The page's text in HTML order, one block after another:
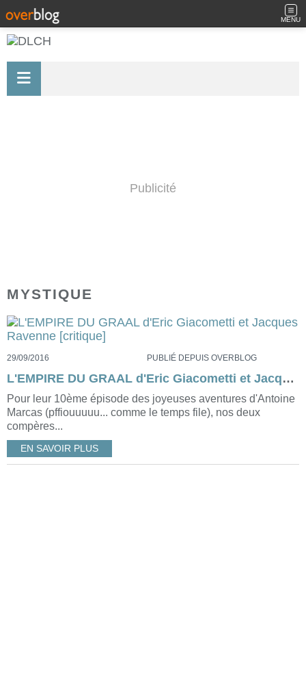
MENU
Publicité
MYSTIQUE
29/09/2016 PUBLIÉ DEPUIS OVERBLOG
L'EMPIRE DU GRAAL d'Eric Giacometti et Jacques Ravenne [critique]
Pour leur 10ème épisode des joyeuses aventures d'Antoine
Marcas (pffiouuuuu... comme le temps file), nos deux
compères...
EN SAVOIR PLUS